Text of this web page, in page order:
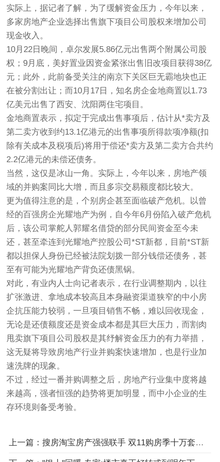
实际上，据记者了解，为了缓解资金压力，今年以来，
多家房地产企业选择出售旗下项目公司股权来增加公司
现金收入。
10月22日晚间，卓尔发展5.86亿元出售两个附属公司股
权；9月底，美好置业因资金紧张出售旧改项目获得38亿
元；此外，此前备受关注的南京下关区巨无霸地块也正
在被分割出让；而10月17日，知名房企金地商置以1.73
亿美元出售了西安、沈阳两住宅项目。
金地商置表示，拟定于完成出售事项后，估计从*卖方及
第二卖方收到约13.1亿港元的出售事项所得款项净额(扣
除有关成本及税项后)将用于偿还*卖方及第二卖方合共约
2.2亿港元的未偿还债务。
当然，这仅是冰山一角。实际上，今年以来，房地产领
域的并购案同比大增，而且多宗交易额度都比较大。
更为值得注意的是，个别房企甚至面临破产危机。以曾
经的百强房企光耀地产为例，自今年6月份陷入破产危机
后，该公司掌舵人郭耀名借贷的部分民间资金至今未
还，甚至牵连到光耀地产控股公司*ST新都，目前*ST新
都以担保人身份已经被法院划拨一部分钱偿还债务，甚
至有可能为光耀地产背负还债黑锅。
对此，有业内人士向记者表示，在行业调整期内，以往
扩张激进、拿地成本较高且本身融资渠道狭窄的中小房
企抗压能力较弱，一旦项目销售不畅，难以回收现金，
无论是还债额度还是资金成本都是其巨大压力，而割肉
甩卖旗下项目公司股权是其纾解资金压力的有力举措，
这无疑将导致房地产行业并购案快速增加，也是行业加
速洗牌的现象。
不过，经过一番并购调整之后，房地产行业集中度将越
来越高，强者恒强的趋势将更加明显，而中小企业的生
存环境则备受考验。
上一篇：搜房淘宝房产强强联手 双11购房季十万套特价房将上线